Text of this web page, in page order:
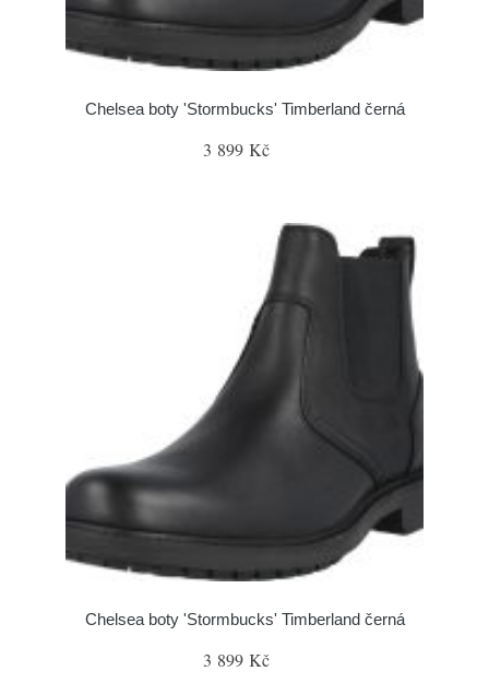
Chelsea boty 'Stormbucks' Timberland černá
3 899 Kč
Chelsea boty 'Stormbucks' Timberland černá
3 899 Kč